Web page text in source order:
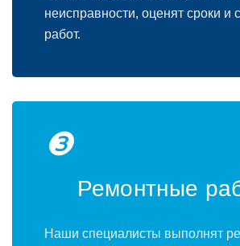
неисправности, оценят сроки и
работ.
❸
Ремонтные
Наши специалисты выполнят